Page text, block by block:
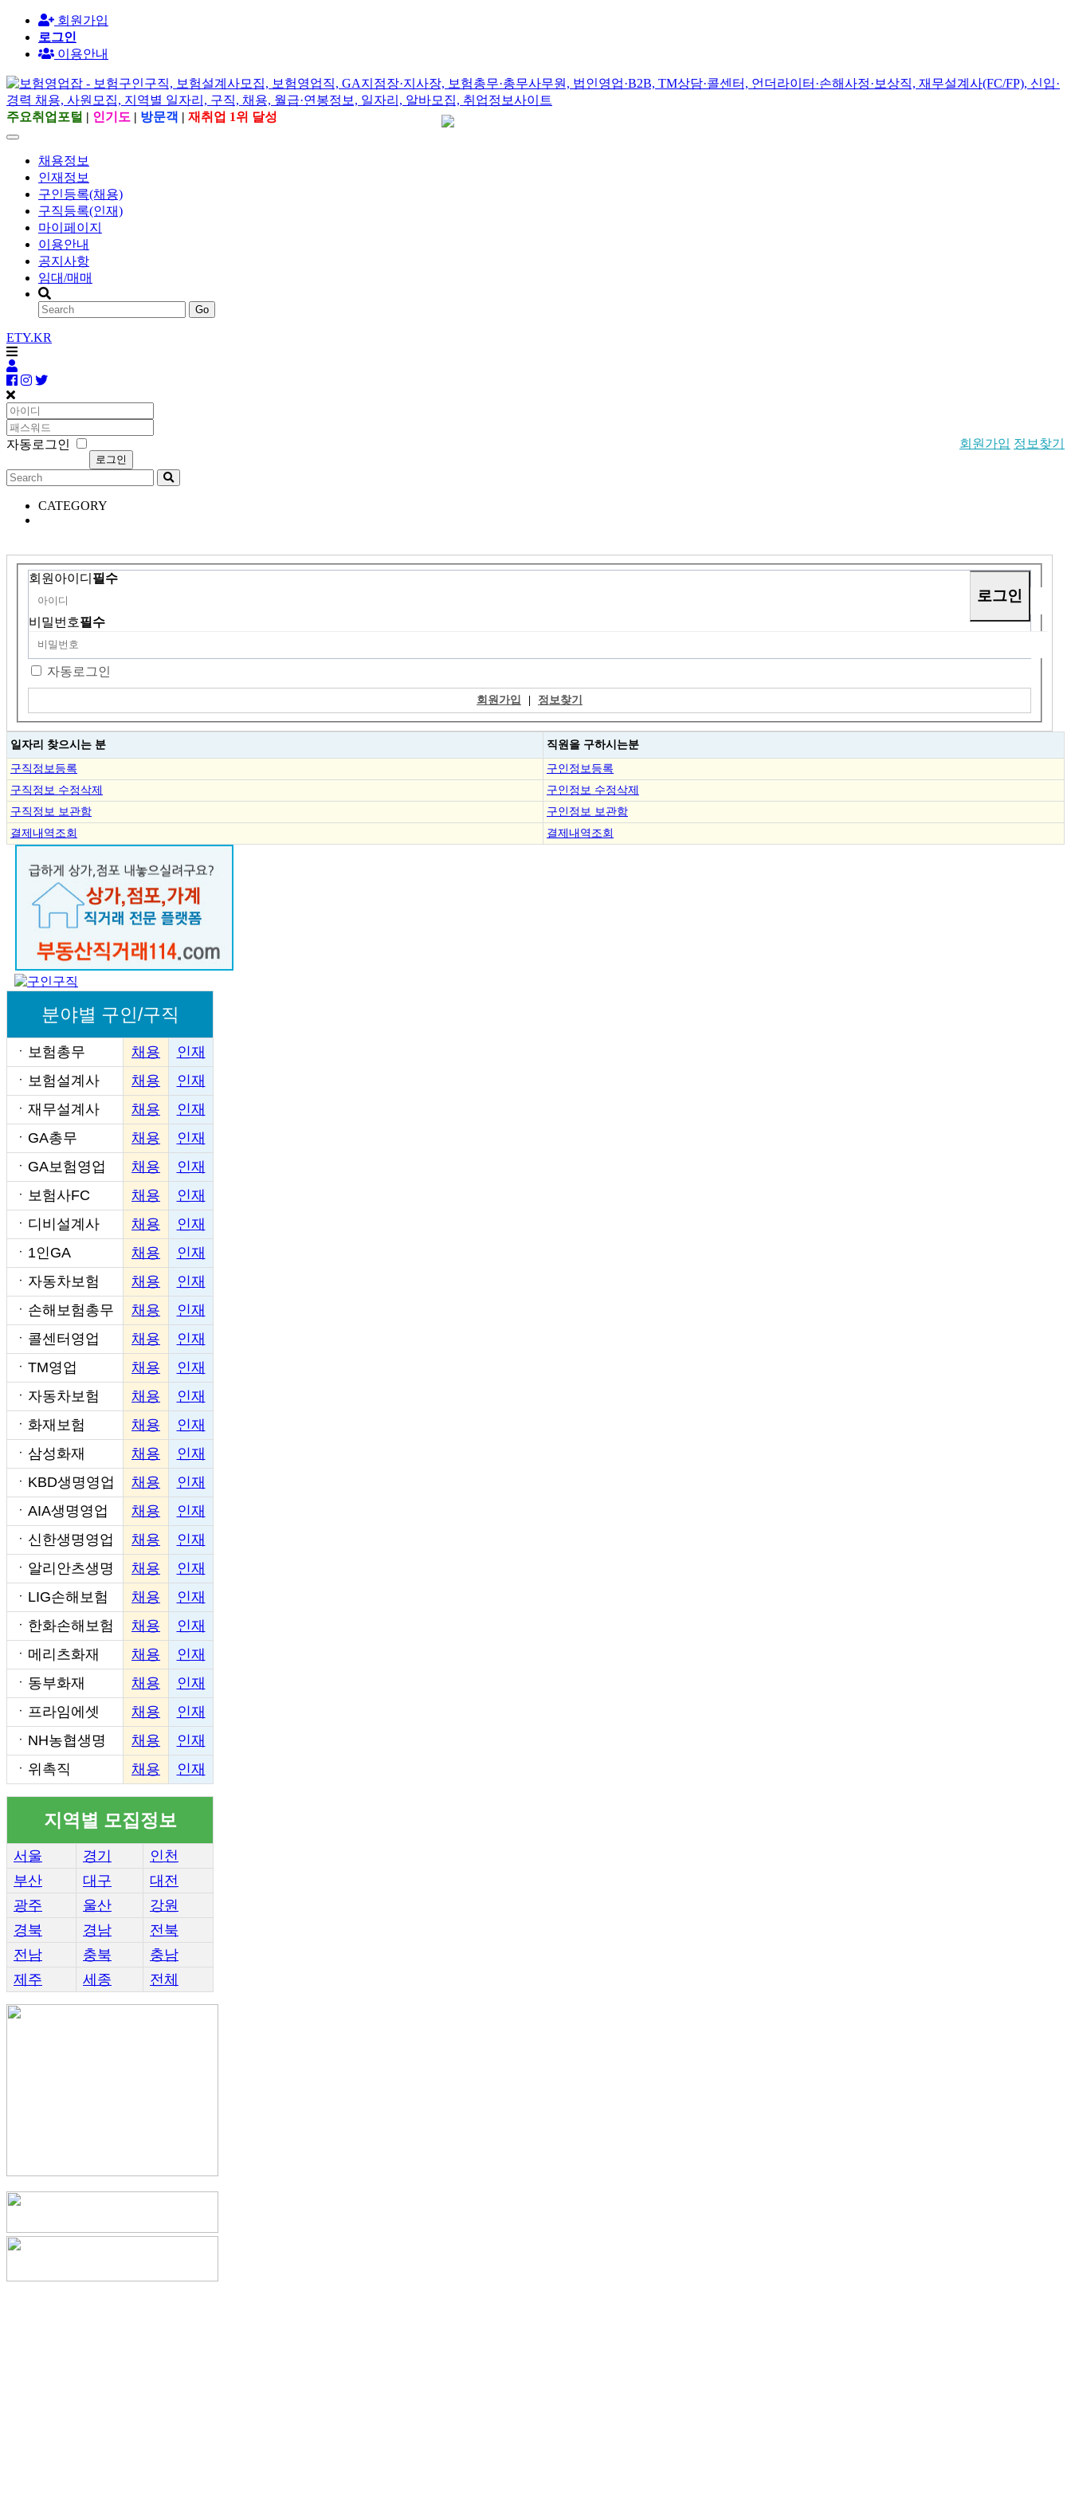
회원가입
로그인
이용안내
주요취업포털 | 인기도 | 방문객 | 재취업 1위 달성
채용정보
인재정보
구인등록(채용)
구직등록(인재)
마이페이지
이용안내
공지사항
임대/매매
Go
ETY.KR
자동로그인 회원가입 정보찾기
CATEGORY
회원아이디 필수
비밀번호필수
자동로그인
회원가입 | 정보찾기
일자리 찾으시는 분 직원을 구하시는분
구직정보등록
구인정보등록
구직정보 수정삭제
구인정보 수정삭제
구직정보 보관함
구인정보 보관함
결제내역조회
결제내역조회
분야별 구인/구직
ㆍ 보험총무 채용
인재
ㆍ 보험설계사 채용
인재
ㆍ 재무설계사 채용
인재
ㆍ GA총무 채용
인재
ㆍ GA보험영업 채용
인재
ㆍ 보험사FC 채용
인재
ㆍ 디비설계사 채용
인재
ㆍ 1인GA 채용
인재
ㆍ 자동차보험 채용
인재
ㆍ 손해보험총무 채용
인재
ㆍ 콜센터영업 채용
인재
ㆍ TM영업 채용
인재
ㆍ 자동차보험 채용
인재
ㆍ 화재보험 채용
인재
ㆍ 삼성화재 채용
인재
ㆍ KBD생명영업 채용
인재
ㆍ AIA생명영업 채용
인재
ㆍ 신한생명영업 채용
인재
ㆍ 알리안츠생명 채용
인재
ㆍ LIG손해보험 채용
인재
ㆍ 한화손해보험 채용
인재
ㆍ 메리츠화재 채용
인재
ㆍ 동부화재 채용
인재
ㆍ 프라임에셋 채용
인재
ㆍ NH농협생명 채용
인재
ㆍ 위촉직 채용 인재
지역별 모집정보
서울 경기
인천
부산
대구
대전
광주
울산
강원
경북
경남
전북
전남
충북
충남
제주
세종 전체